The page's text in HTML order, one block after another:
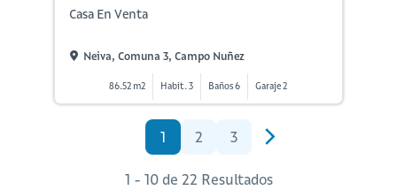
Casa En Venta
Neiva, Comuna 3, Campo Nuñez
86.52 m2 Habit. 3 Baños 6 Garaje 2
1 2 3
1 - 10 de 22 Resultados